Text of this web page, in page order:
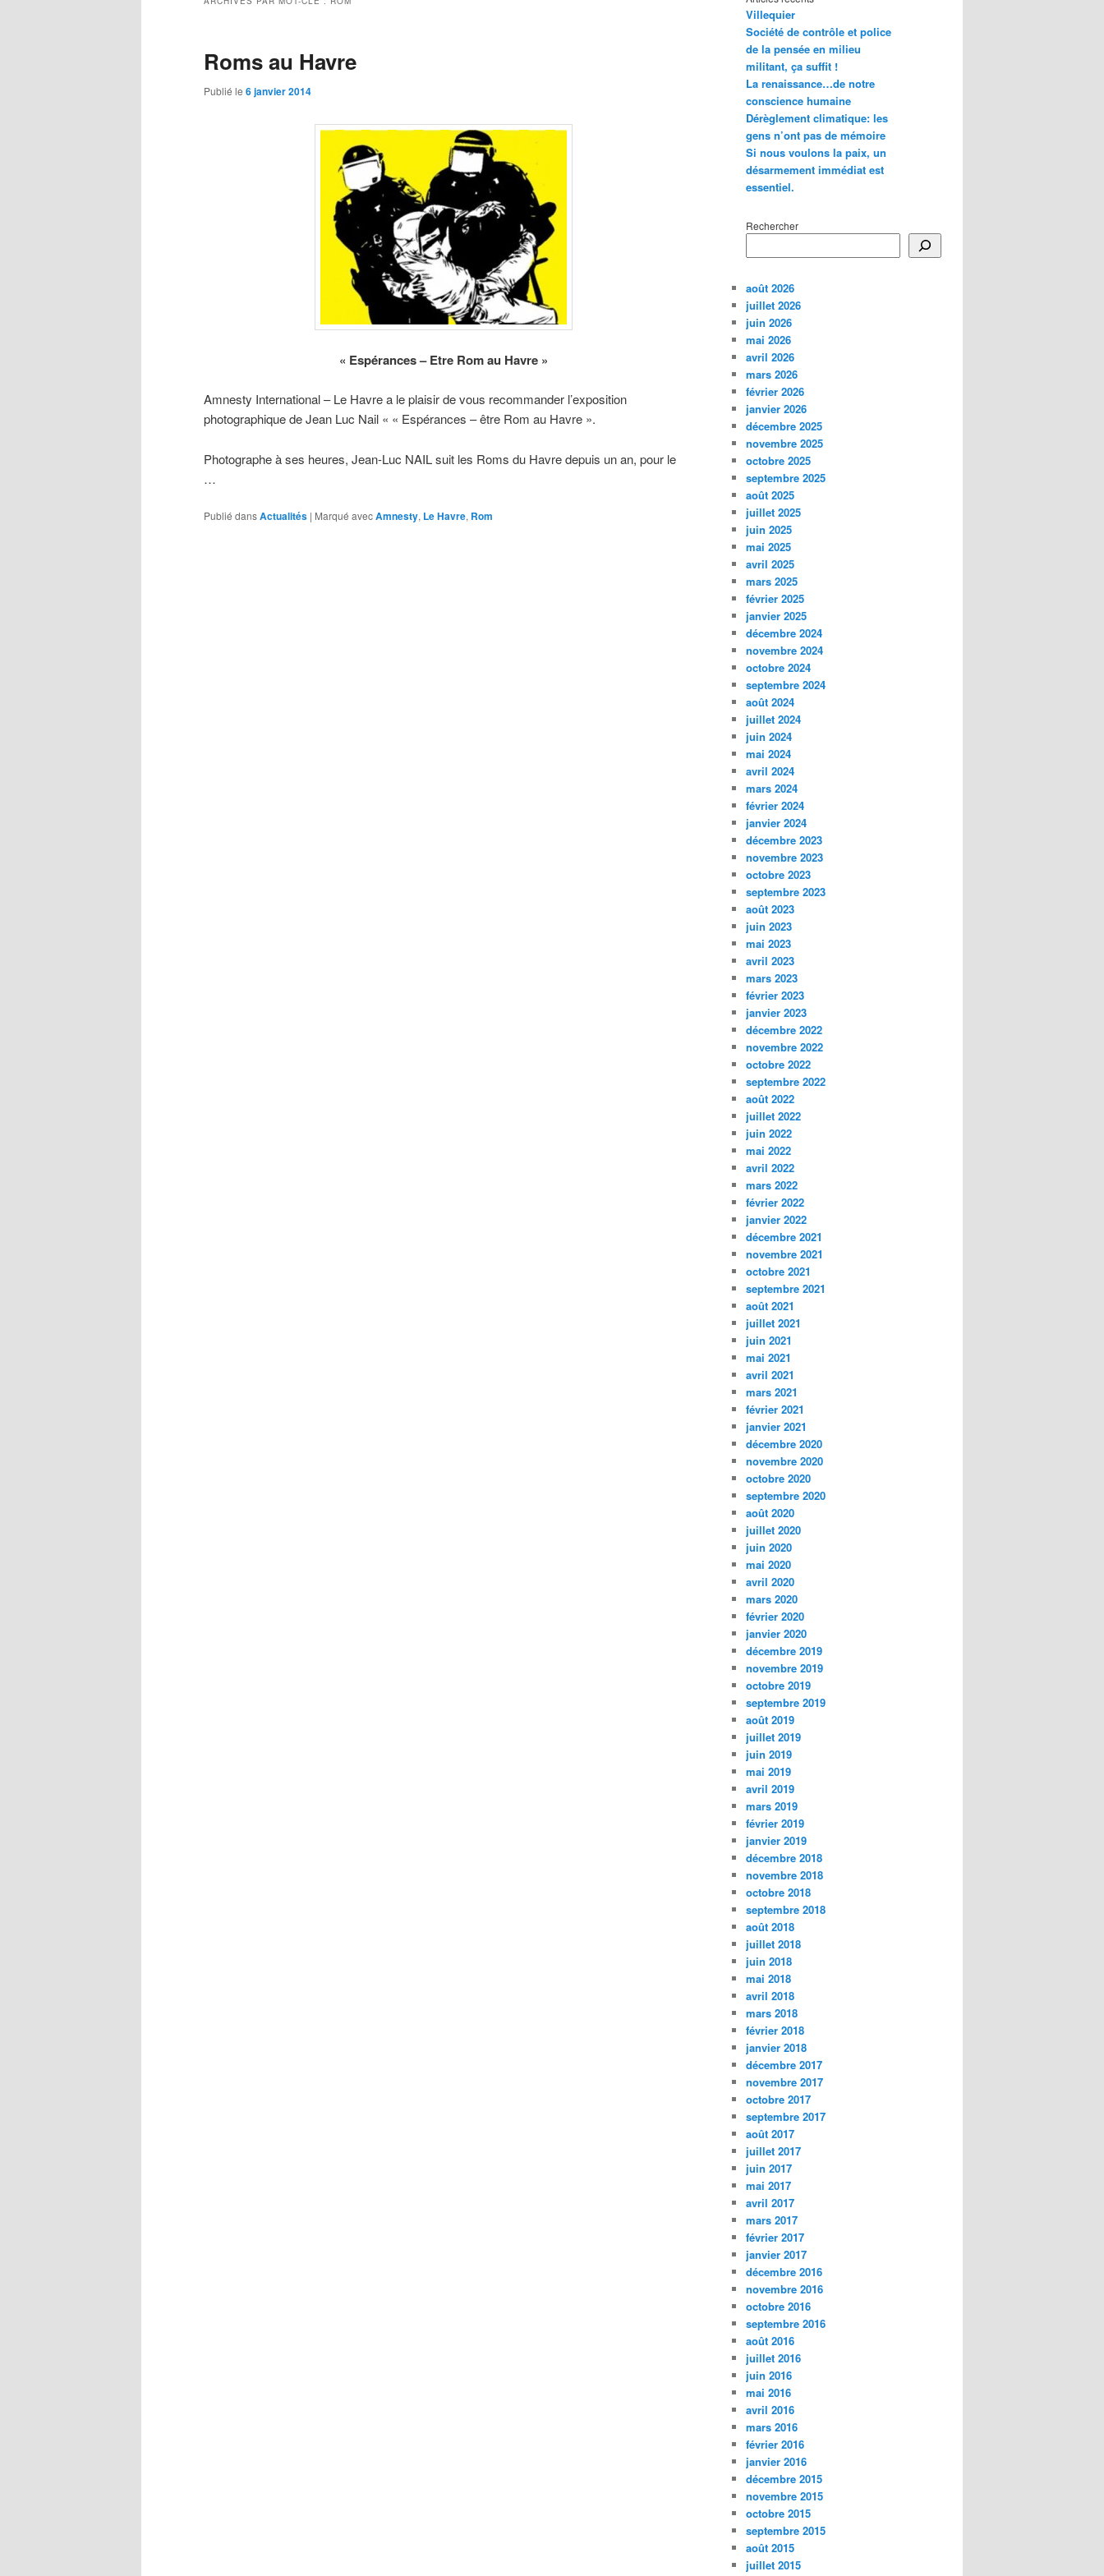
Roms au Havre
Publié le 6 janvier 2014
« Espérances – Etre Rom au Havre »
Amnesty International – Le Havre a le plaisir de vous recommander l’exposition
photographique de Jean Luc Nail « « Espérances – être Rom au Havre ».
Photographe à ses heures, Jean-Luc NAIL suit les Roms du Havre depuis un an, pour le
…
Publié dansActualités | Marqué avecAmnesty, Le Havre, Rom
Villequier
Société de contrôle et police
de la pensée en milieu
militant, ça suffit !
La renaissance…de notre
conscience humaine
Dérèglement climatique: les
gens n’ont pas de mémoire
Si nous voulons la paix, un
désarmement immédiat est
essentiel.
Rechercher
août 2026
juillet 2026
juin 2026
mai 2026
avril 2026
mars 2026
février 2026
janvier 2026
décembre 2025
novembre 2025
octobre 2025
septembre 2025
août 2025
juillet 2025
juin 2025
mai 2025
avril 2025
mars 2025
février 2025
janvier 2025
décembre 2024
novembre 2024
octobre 2024
septembre 2024
août 2024
juillet 2024
juin 2024
mai 2024
avril 2024
mars 2024
février 2024
janvier 2024
décembre 2023
novembre 2023
octobre 2023
septembre 2023
août 2023
juin 2023
mai 2023
avril 2023
mars 2023
février 2023
janvier 2023
décembre 2022
novembre 2022
octobre 2022
septembre 2022
août 2022
juillet 2022
juin 2022
mai 2022
avril 2022
mars 2022
février 2022
janvier 2022
décembre 2021
novembre 2021
octobre 2021
septembre 2021
août 2021
juillet 2021
juin 2021
mai 2021
avril 2021
mars 2021
février 2021
janvier 2021
décembre 2020
novembre 2020
octobre 2020
septembre 2020
août 2020
juillet 2020
juin 2020
mai 2020
avril 2020
mars 2020
février 2020
janvier 2020
décembre 2019
novembre 2019
octobre 2019
septembre 2019
août 2019
juillet 2019
juin 2019
mai 2019
avril 2019
mars 2019
février 2019
janvier 2019
décembre 2018
novembre 2018
octobre 2018
septembre 2018
août 2018
juillet 2018
juin 2018
mai 2018
avril 2018
mars 2018
février 2018
janvier 2018
décembre 2017
novembre 2017
octobre 2017
septembre 2017
août 2017
juillet 2017
juin 2017
mai 2017
avril 2017
mars 2017
février 2017
janvier 2017
décembre 2016
novembre 2016
octobre 2016
septembre 2016
août 2016
juillet 2016
juin 2016
mai 2016
avril 2016
mars 2016
février 2016
janvier 2016
décembre 2015
novembre 2015
octobre 2015
septembre 2015
août 2015
juillet 2015